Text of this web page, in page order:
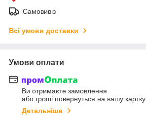
Самовивіз
Всі умови доставки
Умови оплати
Ви отримаєте замовлення
або гроші повернуться на вашу картку
Детальніше